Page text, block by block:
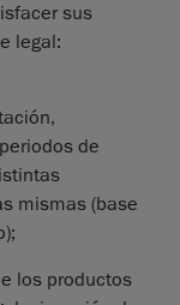
sus
legal:
de
mismas (base
los productos